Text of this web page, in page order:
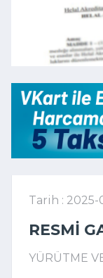
Tarih : 2025-
RESMI
YÜRÜTME